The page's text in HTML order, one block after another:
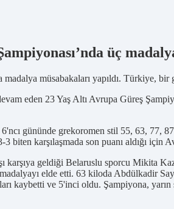
üç
madalya müsabakaları yapıldı. Türkiye,
eden 23 Yaş Altı Avrupa Güreş
6'ncı gününde grekoromen stil 55, 63,
biten karşılaşmada son puanı aldığı için
karşıya geldiği Belaruslu sporcu Mikita
elde etti. 63 kiloda Abdülkadir
kaybetti ve 5'inci oldu. Şampiyona, yarın